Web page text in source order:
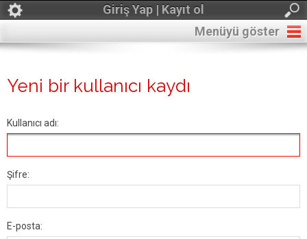
Giriş Yap | Kayıt ol
Menüyü göster
Yeni bir kullanıcı kaydı
Kullanıcı adı:
Şifre:
E-posta: